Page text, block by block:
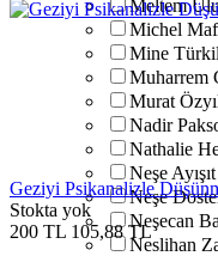
Meltem
Michel
Mine
Muharrem
Murat
Nadir
Nathalie
Neşe
Neşe
Neşecan
Neslihan
Geziyi Psikanalizle
Stokta yok
200 TL 105,88 TL